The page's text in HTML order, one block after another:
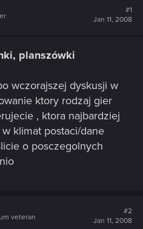
#1
Jan 11, 2008
planszówki
wczorajszej dyskusji w
ktory rodzaj gier
, ktora najbardziej
klimat postaci/dane
o posczegolnych
veteran
#2
Jan 11, 2008